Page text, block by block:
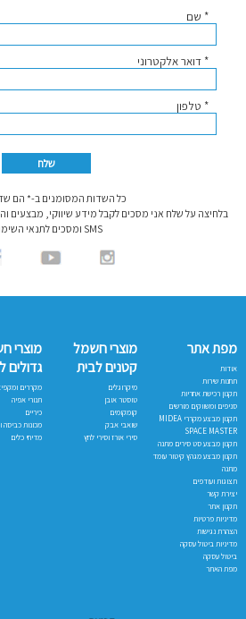
* שם
* דואר אלקטרוני
* טלפון
כל השדות המסומנים ב-* הם
בלחיצה על שלח אני מסכים לקבל מידע שיווקי, מבצעים
SMS ומסכים לתנאי השימוש
מפת אתר
אודות
תחנות שירות
תקנון רכישת אחריות
סניפים ומשווקים מורשים
תקנון מבצע מקררי MIDEA
SPACE MASTER
תקנון מבצע סט סירים מתנה
תקנון מבצע מגהץ קיטור עומד
מתנה
תצוגות ועודפים
יצירת קשר
תקנון אתר
מדיניות פרטיות
הצהרת נגישות
מדיניות ביטול עסקה
ביטול עסקה
מפת האתר
מוצרי חשמל
קטנים לבית
מיקרוגלים
טוסטר אובן
קומקומים
שואבי אבק
סירי אורז וסירי לחץ
מוצרי
גדולים
מקררים
תנורי אפיה
כיריים
מכונות כביסה
מדיחי כלים